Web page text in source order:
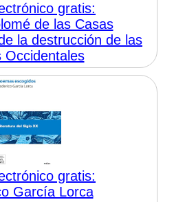
gratis:
de las Casas
la destrucción de las
Occidentales
gratis:
García Lorca